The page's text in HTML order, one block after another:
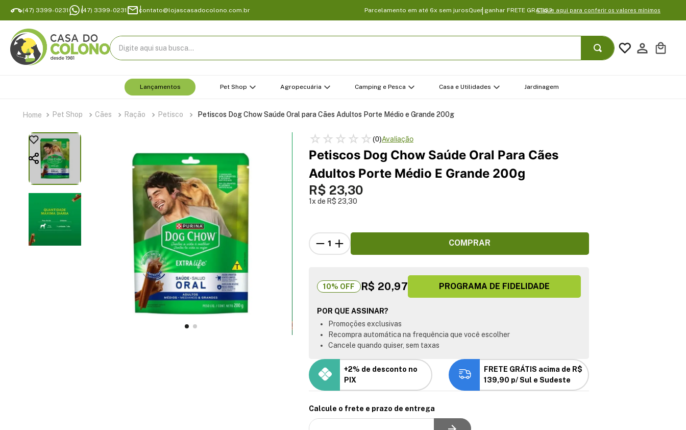
(47) 3399-0231 (47) 3399-0231 contato@lojascasadocolono.com.br Parcelamento em até 6x sem jurosQuer ganhar FRETE GRATIS?Clique aqui para conferir os valores mínimos
Digite aqui sua busca...
Lançamentos Pet Shop Agropecuária Camping e Pesca Casa e Utilidades Jardinagem
Pet Shop Cães Ração Petisco Petiscos Dog Chow Saúde Oral para Cães Adultos Porte Médio e Grande 200g
☆ ☆ ☆ ☆ ☆(0)
Petiscos Dog Chow Saúde Oral Para Cães
Adultos Porte Médio E Grande 200g
R$ 23,30
1 R$ 23,30
COMPRAR
10% OFF R$ 20,97 PROGRAMA DE FIDELIDADE
POR QUE ASSINAR?
Promoções exclusivas
Recompra automática na frequência que você escolher
Cancele quando quiser, sem taxas
+2% de desconto no
PIX
FRETE GRÁTIS acima de R$
139,90 p/ Sul e Sudeste
Calcule o frete e prazo de entrega